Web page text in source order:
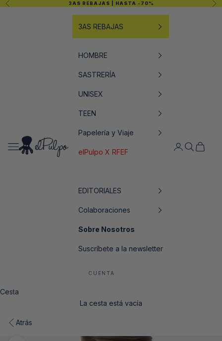
Ir al contenido
Anterior 3AS REBAJAS | HASTA -70%
elPulpo
Abrir menú de navegación Abrir página
AbrirAbrir
3AS REBAJAS
HOMBRE
SASTRERÍA
UNISEX
TEEN
Papelería y Viaje
elPulpo X RFEF
EDITORIALES
Colaboraciones
Sobre Nosotros
Suscríbete a la newsletter
CUENTA
Cesta
La cesta está vacía
Atrás